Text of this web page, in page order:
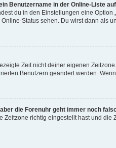
Benutzername in der Online-Liste
du in den Einstellungen eine
Status sehen. Du wirst dann als
Zeit nicht deiner eigenen
Benutzern geändert werden.
die Forenuhr geht immer noch
Zeitzone richtig eingestellt hast und